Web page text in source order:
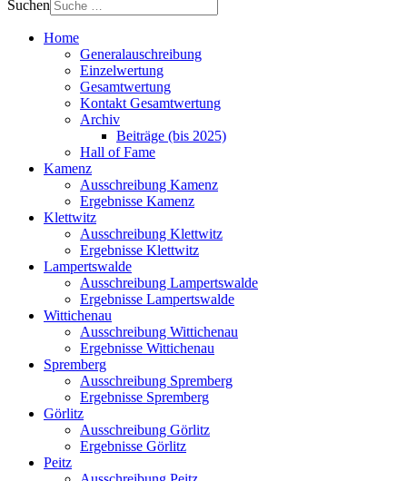
Suchen
Home
Generalauschreibung
Einzelwertung
Gesamtwertung
Kontakt Gesamtwertung
Archiv
Beiträge (bis 2025)
Hall of Fame
Kamenz
Ausschreibung Kamenz
Ergebnisse Kamenz
Klettwitz
Ausschreibung Klettwitz
Ergebnisse Klettwitz
Lampertswalde
Ausschreibung Lampertswalde
Ergebnisse Lampertswalde
Wittichenau
Ausschreibung Wittichenau
Ergebnisse Wittichenau
Spremberg
Ausschreibung Spremberg
Ergebnisse Spremberg
Görlitz
Ausschreibung Görlitz
Ergebnisse Görlitz
Peitz